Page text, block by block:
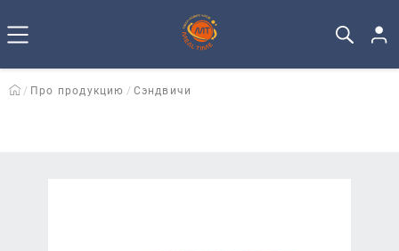
Про продукцию Сэндвичи